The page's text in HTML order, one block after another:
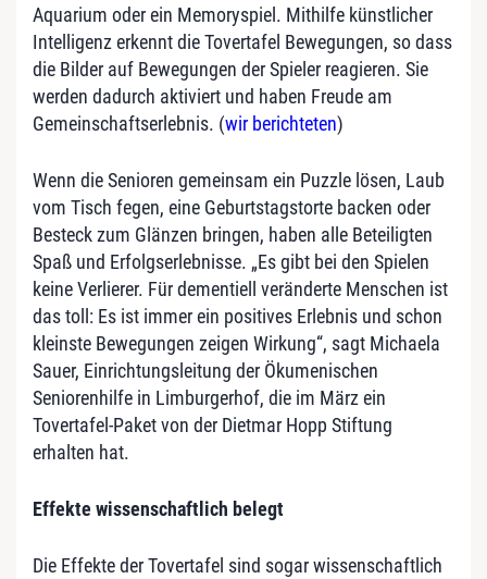
Aquarium oder ein Memoryspiel. Mithilfe künstlicher
Intelligenz erkennt die Tovertafel Bewegungen, so dass
die Bilder auf Bewegungen der Spieler reagieren. Sie
werden dadurch aktiviert und haben Freude am
Gemeinschaftserlebnis. (wir berichteten)
Wenn die Senioren gemeinsam ein Puzzle lösen, Laub
vom Tisch fegen, eine Geburtstagstorte backen oder
Besteck zum Glänzen bringen, haben alle Beteiligten
Spaß und Erfolgserlebnisse. „Es gibt bei den Spielen
keine Verlierer. Für dementiell veränderte Menschen ist
das toll: Es ist immer ein positives Erlebnis und schon
kleinste Bewegungen zeigen Wirkung“, sagt Michaela
Sauer, Einrichtungsleitung der Ökumenischen
Seniorenhilfe in Limburgerhof, die im März ein
Tovertafel-Paket von der Dietmar Hopp Stiftung
erhalten hat.
Effekte wissenschaftlich belegt
Die Effekte der Tovertafel sind sogar wissenschaftlich